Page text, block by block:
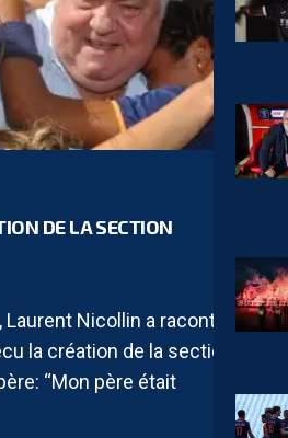
DE LA SECTION
Laurent Nicollin a raconté
la création de la section
“Mon père était